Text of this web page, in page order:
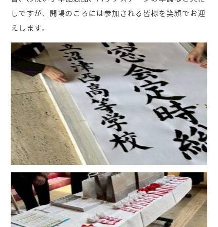
しですが、開場のころには参加される皆様を笑顔でお迎
えします。